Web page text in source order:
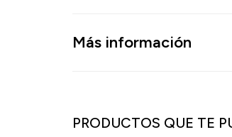
Más información
PRODUCTOS QUE TE